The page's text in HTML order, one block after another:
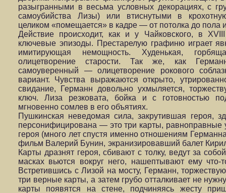
разыгранными в весьма условных декорациях, с
самоубийства Лизы) или втиснутыми в
целиком «помещается» в кадре — от потолка до пола
Действие происходит, как и у Чайковского, в
ключевые эпизоды. Престарелую графиню играет
имитирующая немощность. Худенькая,
олицетворение старости. Так же, как
самоуверенный — олицетворение рокового
вариант. Чувства выражаются открыто,
свидание, Германн довольно ухмыляется,
ключ. Лиза резковата, бойка и с готовностью
мгновенно сомлев в его объятиях.
Пушкинская неведомая сила, закрутившая героя,
персонифицирована — это три карты, равноправные
героя (много лет спустя именно отношениям
фильм Валерий Бунин, экранизировавший балет
Карты дразнят героя, сбивают с толку, ведут за
масках вьются вокруг него, нашептывают ему
Встретившись с Лизой на мосту, Германн,
три верные карты, а затем грубо отталкивает не
карты появятся на стене, подчиняясь жесту